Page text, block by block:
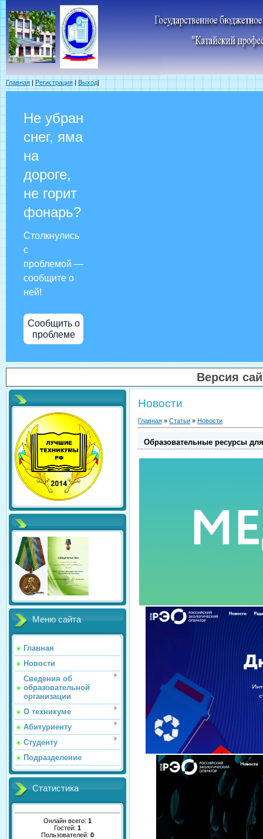
Главная | Регистрация | Выход|
Не убран
снег, яма
на
дороге,
не горит
фонарь?
Столкнулись
с
проблемой —
сообщите о
ней!
Сообщить о
проблеме
Версия
Меню сайта
Главная
Новости
Сведения об
образовательной
организации
О техникуме
Абитуриенту
Студенту
Подразделение
Статистика
Онлайн всего: 1
Гостей: 1
Пользователей: 0
Новости
Главная » Статьи » Новости
Образовательные ресурсы